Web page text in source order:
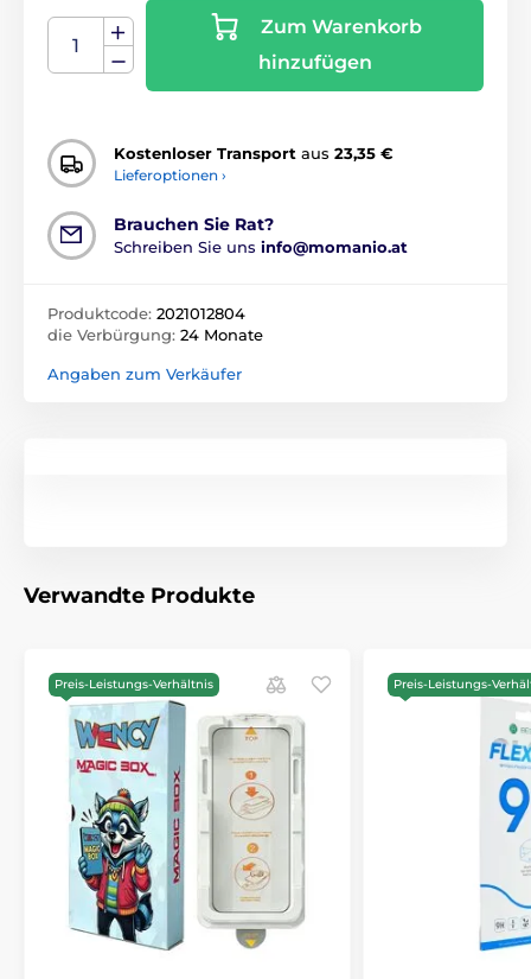
Zum Warenkorb
hinzufügen
Kostenloser Transport aus 23,35 €
Lieferoptionen ›
Brauchen Sie Rat?
Schreiben Sie uns info@momanio.at
Produktcode: 2021012804
die Verbürgung: 24 Monate
Angaben zum Verkäufer
Verwandte Produkte
Preis-Leistungs-Verhältnis Preis-Leistungs-